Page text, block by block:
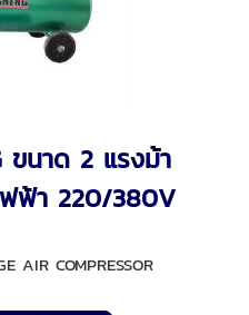
ขนาด 2 แรงม้า
ฟฟ้า 220/380V
AIR COMPRESSOR